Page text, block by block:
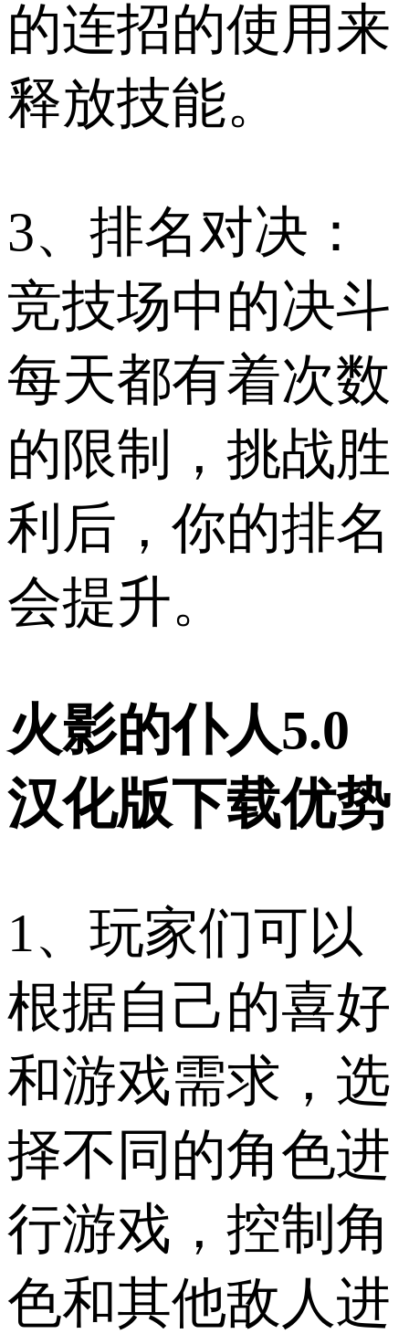
的连招的使用来
释放技能。
3、排名对决：
竞技场中的决斗
每天都有着次数
的限制，挑战胜
利后，你的排名
会提升。
火影的仆人5.0
汉化版下载优势
1、玩家们可以
根据自己的喜好
和游戏需求，选
择不同的角色进
行游戏，控制角
色和其他敌人进